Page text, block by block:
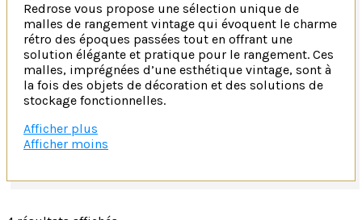
Redrose vous propose une sélection unique de
malles de rangement vintage qui évoquent le charme
rétro des époques passées tout en offrant une
solution élégante et pratique pour le rangement. Ces
malles, imprégnées d’une esthétique vintage, sont à
la fois des objets de décoration et des solutions de
stockage fonctionnelles.
Matériaux nobles, finitions artisanales et détails
tels que le bois, le cuir, le métal et parfois même du
Afficher plus
Afficher moins